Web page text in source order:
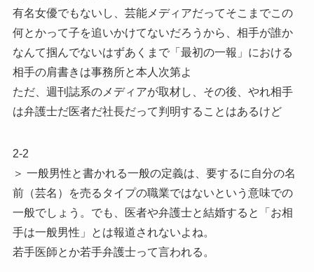
有名女優でもないし、芸能メディアだってそこまでこの
何とかって子を追いかけてないだろうから、相手が誰か
なんて掴んでないはずあくまで「最初の一報」における
相手の肩書きは事務所と本人次第よ
ただ、週刊誌系のメディアが取材し、その後、やれ相手
は弁護士だ医者だ社長だって判明することはあるけど
2-2
＞ 一般男性と書かれる一般の定義は、要するに自分の名
前（芸名）を売るタイプの職業ではないという意味での
一般でしょう。でも、医者や弁護士と結婚すると「お相
手は一般男性」とは報道されないよね。
若手医師とか若手弁護士って言われる。